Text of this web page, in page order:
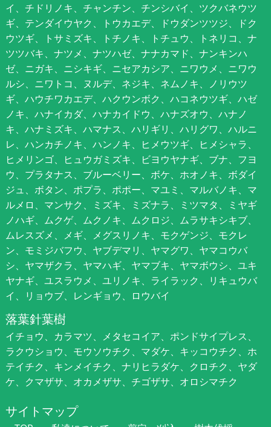
イ、チドリノキ、チャンチン、チンシバイ、ツクバネウツ
ギ、テンダイウヤク、トウカエデ、ドウダンツツジ、ドク
ウツギ、トサミズキ、トチノキ、トチュウ、トネリコ、ナ
ツツバキ、ナツメ、ナツハゼ、ナナカマド、ナンキンハ
ゼ、ニガキ、ニシキギ、ニセアカシア、ニワウメ、ニワウ
ルシ、ニワトコ、ヌルデ、ネジキ、ネムノキ、ノリウツ
ギ、ハウチワカエデ、ハクウンボク、ハコネウツギ、ハゼ
ノキ、ハナイカダ、ハナカイドウ、ハナズオウ、ハナノ
キ、ハナミズキ、ハマナス、ハリギリ、ハリグワ、ハルニ
レ、ハンカチノキ、ハンノキ、ヒメウツギ、ヒメシャラ、
ヒメリンゴ、ヒュウガミズキ、ビヨウヤナギ、ブナ、フヨ
ウ、プラタナス、ブルーベリー、ボケ、ホオノキ、ボダイ
ジュ、ボタン、ポプラ、ポポー、マユミ、マルバノキ、マ
ルメロ、マンサク、ミズキ、ミズナラ、ミツマタ、ミヤギ
ノハギ、ムクゲ、ムクノキ、ムクロジ、ムラサキシキブ、
ムレスズメ、メギ、メグスリノキ、モクゲンジ、モクレ
ン、モミジバフウ、ヤブデマリ、ヤマグワ、ヤマコウバ
シ、ヤマザクラ、ヤマハギ、ヤマブキ、ヤマボウシ、ユキ
ヤナギ、ユスラウメ、ユリノキ、ライラック、リキュウバ
イ、リョウブ、レンギョウ、ロウバイ
落葉針葉樹
イチョウ、カラマツ、メタセコイア、ポンドサイプレス、
ラクウショウ、モウソウチク、マダケ、キッコウチク、ホ
テイチク、キンメイチク、ナリヒラダケ、クロチク、ヤダ
ケ、クマザサ、オカメザサ、チゴザサ、オロシマチク
サイトマップ